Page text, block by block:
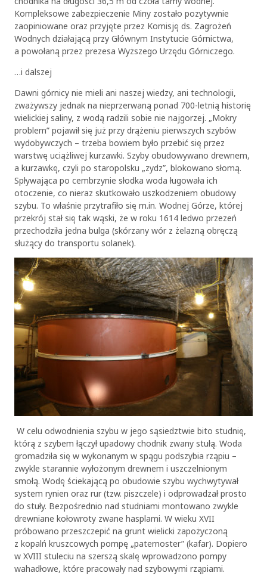
Kompleksowe zabezpieczenie Miny zostało pozytywnie
zaopiniowane oraz przyjęte przez Komisję ds. Zagrożeń
Wodnych działającą przy Głównym Instytucie Górnictwa,
a powołaną przez prezesa Wyższego Urzędu Górniczego.
…i dalszej
Dawni górnicy nie mieli ani naszej wiedzy, ani technologii,
zważywszy jednak na nieprzerwaną ponad 700-letnią historię
wielickiej saliny, z wodą radzili sobie nie najgorzej. „Mokry
problem” pojawił się już przy drążeniu pierwszych szybów
wydobywczych – trzeba bowiem było przebić się przez
warstwę uciążliwej kurzawki. Szyby obudowywano drewnem,
a kurzawkę, czyli po staropolsku „zydz”, blokowano słomą.
Spływająca po cembrzynie słodka woda ługowała ich
otoczenie, co nieraz skutkowało uszkodzeniem obudowy
szybu. To właśnie przytrafiło się m.in. Wodnej Górze, której
przekrój stał się tak wąski, że w roku 1614 ledwo przezeń
przechodziła jedna bulga (skórzany wór z żelazną obręczą
służący do transportu solanek).
W celu odwodnienia szybu w jego sąsiedztwie bito studnię,
którą z szybem łączył upadowy chodnik zwany stułą. Woda
gromadziła się w wykonanym w spągu podszybia rząpiu –
zwykle starannie wyłożonym drewnem i uszczelnionym
smołą. Wodę ściekającą po obudowie szybu wychwytywał
system rynien oraz rur (tzw. piszczele) i odprowadzał prosto
do stuły. Bezpośrednio nad studniami montowano zwykle
drewniane kołowroty zwane hasplami. W wieku XVII
próbowano przeszczepić na grunt wielicki zapożyczoną
z kopalń kruszcowych pompę „paternoster” (kafar). Dopiero
w XVIII stuleciu na szerszą skalę wprowadzono pompy
wahadłowe, które pracowały nad szybowymi rząpiami.
OK